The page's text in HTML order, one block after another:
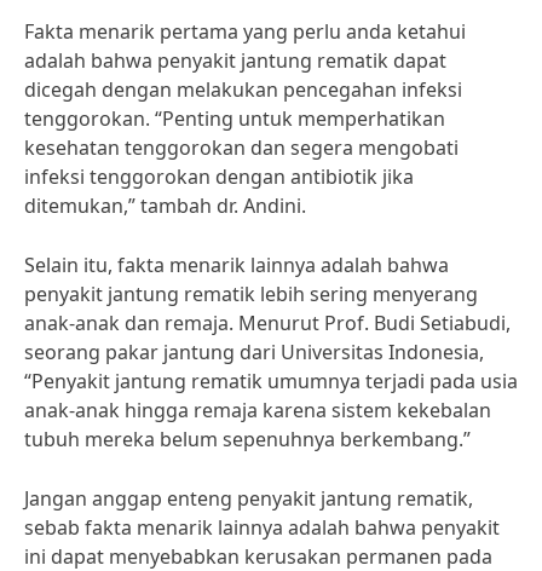
Fakta menarik pertama yang perlu anda ketahui
adalah bahwa penyakit jantung rematik dapat
dicegah dengan melakukan pencegahan infeksi
tenggorokan. “Penting untuk memperhatikan
kesehatan tenggorokan dan segera mengobati
infeksi tenggorokan dengan antibiotik jika
ditemukan,” tambah dr. Andini.
Selain itu, fakta menarik lainnya adalah bahwa
penyakit jantung rematik lebih sering menyerang
anak-anak dan remaja. Menurut Prof. Budi Setiabudi,
seorang pakar jantung dari Universitas Indonesia,
“Penyakit jantung rematik umumnya terjadi pada usia
anak-anak hingga remaja karena sistem kekebalan
tubuh mereka belum sepenuhnya berkembang.”
Jangan anggap enteng penyakit jantung rematik,
sebab fakta menarik lainnya adalah bahwa penyakit
ini dapat menyebabkan kerusakan permanen pada